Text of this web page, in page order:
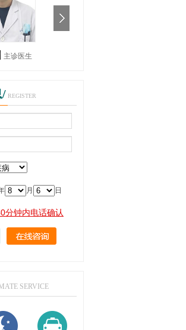
主诊医生
/ REGISTER
月 日
分钟内电话确认
SERVICE